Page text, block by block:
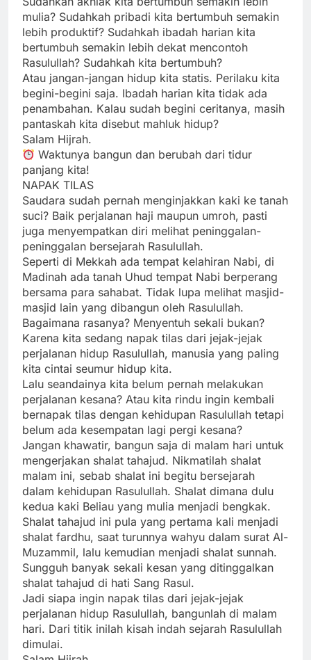
mulia? Sudahkah pribadi kita bertumbuh semakin
lebih produktif? Sudahkah ibadah harian kita
bertumbuh semakin lebih dekat mencontoh
Rasulullah? Sudahkah kita bertumbuh?
Atau jangan-jangan hidup kita statis. Perilaku kita
begini-begini saja. Ibadah harian kita tidak ada
penambahan. Kalau sudah begini ceritanya, masih
pantaskah kita disebut mahluk hidup?
Salam Hijrah.
Waktunya bangun dan berubah dari tidur
panjang kita!
NAPAK TILAS
Saudara sudah pernah menginjakkan kaki ke tanah
suci? Baik perjalanan haji maupun umroh, pasti
juga menyempatkan diri melihat peninggalan-
peninggalan bersejarah Rasulullah.
Seperti di Mekkah ada tempat kelahiran Nabi, di
Madinah ada tanah Uhud tempat Nabi berperang
bersama para sahabat. Tidak lupa melihat masjid-
masjid lain yang dibangun oleh Rasulullah.
Bagaimana rasanya? Menyentuh sekali bukan?
Karena kita sedang napak tilas dari jejak-jejak
perjalanan hidup Rasulullah, manusia yang paling
kita cintai seumur hidup kita.
Lalu seandainya kita belum pernah melakukan
perjalanan kesana? Atau kita rindu ingin kembali
bernapak tilas dengan kehidupan Rasulullah tetapi
belum ada kesempatan lagi pergi kesana?
Jangan khawatir, bangun saja di malam hari untuk
mengerjakan shalat tahajud. Nikmatilah shalat
malam ini, sebab shalat ini begitu bersejarah
dalam kehidupan Rasulullah. Shalat dimana dulu
kedua kaki Beliau yang mulia menjadi bengkak.
Shalat tahajud ini pula yang pertama kali menjadi
shalat fardhu, saat turunnya wahyu dalam surat Al-
Muzammil, lalu kemudian menjadi shalat sunnah.
Sungguh banyak sekali kesan yang ditinggalkan
shalat tahajud di hati Sang Rasul.
Jadi siapa ingin napak tilas dari jejak-jejak
perjalanan hidup Rasulullah, bangunlah di malam
hari. Dari titik inilah kisah indah sejarah Rasulullah
dimulai.